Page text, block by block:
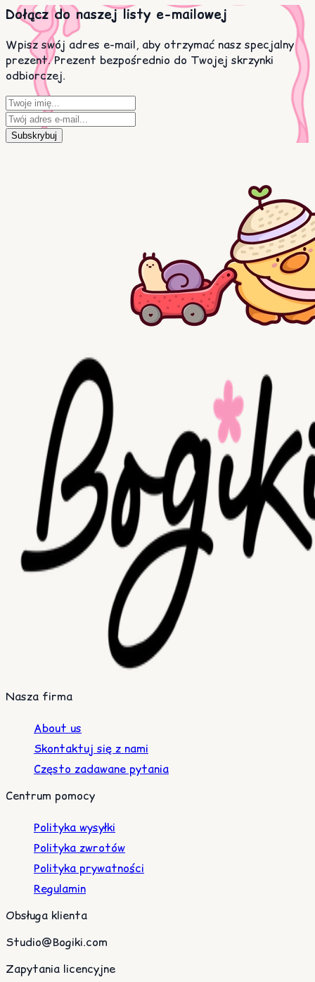
Dołącz do naszej listy e-mailowej
Wpisz swój adres e-mail, aby otrzymać nasz specjalny
prezent. Prezent bezpośrednio do Twojej skrzynki
odbiorczej.
Subskrybuj
Nasza firma
About us
Skontaktuj się z nami
Często zadawane pytania
Centrum pomocy
Polityka wysyłki
Polityka zwrotów
Polityka prywatności
Regulamin
Obsługa klienta
Studio@Bogiki.com
Zapytania licencyjne